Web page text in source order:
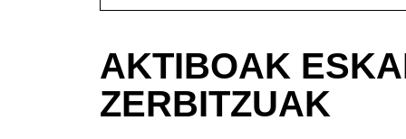
AKTIBOAK
ZERBITZUAK